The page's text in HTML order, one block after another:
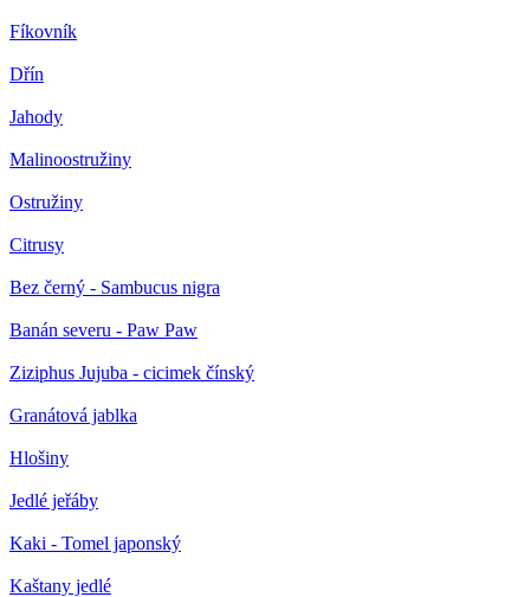
Fíkovník
Dřín
Jahody
Malinoostružiny
Ostružiny
Citrusy
Bez černý - Sambucus nigra
Banán severu - Paw Paw
Ziziphus Jujuba - cicimek čínský
Granátová jablka
Hlošiny
Jedlé jeřáby
Kaki - Tomel japonský
Kaštany jedlé